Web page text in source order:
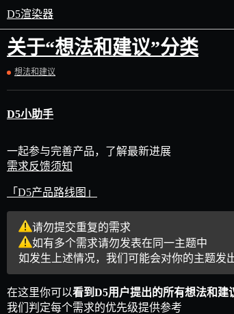
D5渲染器
关于“想法和建议”分类
想法和建议
D5小助手
一起参与完善产品，了解最新进展
需求反馈须知
「D5产品路线图」
请勿提交重复的需求
如有多个需求请勿发表在同一主题中
如发生上述情况，我们可能会对你的主题发
在这里你可以看到D5用户提出的所有想法和建
我们判定每个需求的优先级提供参考